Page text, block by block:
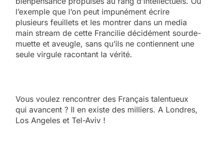
l’exemple que l’on peut impunément écrire
plusieurs feuillets et les montrer dans un media
main stream de cette Francilie décidément sourde-
muette et aveugle, sans qu’ils ne contiennent une
seule virgule racontant la vérité.
Vous voulez rencontrer des Français talentueux
qui avancent ? Il en existe des milliers. A Londres,
Los Angeles et Tel-Aviv !